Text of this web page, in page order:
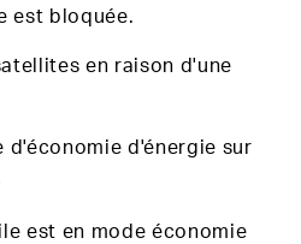
est bloquée.
en raison d'une
d'économie d'énergie sur
est en mode économie